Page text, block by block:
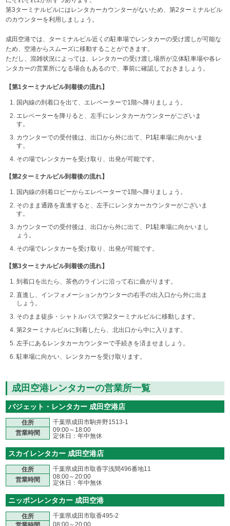
第3ターミナルビルにはレンタカーカウンターがないため、第2ターミナルビル
のカウンターを利用しましょう。
成田空港では、ターミナルビル近くの駐車場でレンタカーの受け渡しが可能な
ため、空港からスムーズに移動することができます。
ただし、混雑状況によっては、レンタカーの受け渡し場所が立体駐車場や各レ
ンタカーの営業所になる場合もあるので、事前に確認しておきましょう。
【第1ターミナルビル到着後の流れ】
国内線の到着口を出て、エレベーターで1階へ降りましょう。
エレベーターを降りると、左手にレンタカーカウンターがございま
す。
カウンターでの受付後は、出口から外に出て、P1駐車場に向かいま
す。
その場でレンタカーを受け取り、出発が可能です。
【第2ターミナルビル到着後の流れ】
国内線の到着ロビーからエレベーターで1階へ降りましょう。
そのまま通路を直進すると、左手にレンタカーカウンターがございま
す。
カウンターでの受付後は、出口から外に出て、P1駐車場に向かいまし
ょう。
その場でレンタカーを受け取り、出発が可能です。
【第3ターミナルビル到着後の流れ】
到着口を出たら、茶色のラインに沿って右に曲がります。
直進し、インフォメーションカウンターの右手の出入口から外に出ま
しょう。
そのまま徒歩・シャトルバスで第2ターミナルビルに移動します。
第2ターミナルビルに到着したら、北出口から中に入ります。
左手にあるレンタカーカウンターで手続きを済ませましょう。
駐車場に向かい、レンタカーを受け取ります。
成田空港レンタカーの営業所一覧
バジェット・レンタカー 成田空港店
住所
千葉県成田市駒井野1513-1
営業時間
09:00～18:00
定休日：年中無休
スカイレンタカー 成田空港店
住所
千葉県成田市取香字浅間496番地11
営業時間
08:00～20:00
定休日：年中無休
ニッポンレンタカー 成田空港
住所
千葉県成田市取香495-2